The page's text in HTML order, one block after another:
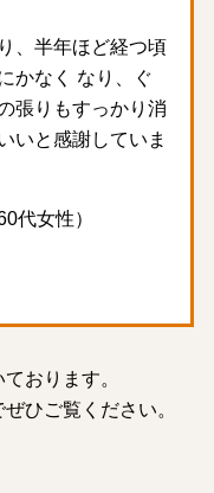
、半年ほど経つ頃
かなく なり、ぐ
張りもすっかり消
いと感謝していま
女性）
おります。
ひご覧ください。